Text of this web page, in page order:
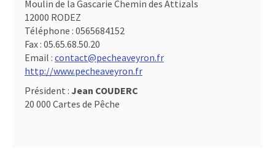
Moulin de la Gascarie Chemin des Attizals
12000 RODEZ
Téléphone : 0565684152
Fax : 05.65.68.50.20
Email : contact@pecheaveyron.fr
http://www.pecheaveyron.fr
Président : Jean COUDERC
20 000 Cartes de Pêche